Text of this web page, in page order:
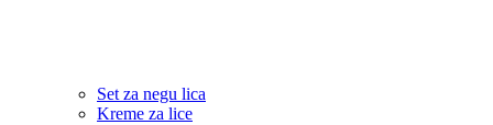
Set za negu lica
Kreme za lice